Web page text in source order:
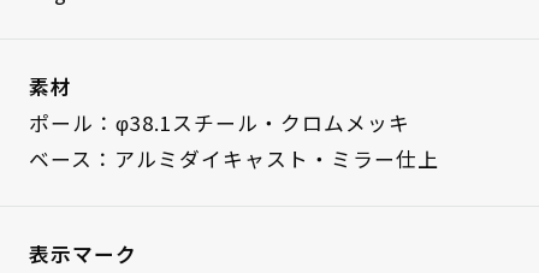
素材
ポール：φ38.1スチール・クロムメッキ
ベース：アルミダイキャスト・ミラー仕上
表示マーク